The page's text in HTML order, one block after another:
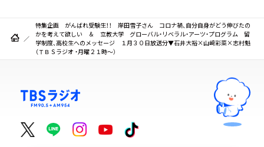
特集企画 がんばれ受験生！！ 岸田雪子さん コロナ禍、自分自身がどう伸びたの
かを考えて欲しい ＆ 立教大学 グローバル・リベラル・アーツ・プログラム 留
学制度、高校生へのメッセージ １月３０日放送分▼石井大裕×山﨑彩菜×志村魁
（ＴＢＳラジオ ・月曜２１時～）